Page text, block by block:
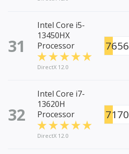
31
Intel Core i5-
13450HX
Processor
DirectX 12.0
7656
32
Intel Core i7-
13620H
Processor
DirectX 12.0
7170